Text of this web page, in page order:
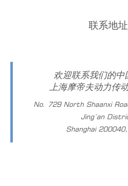
联系地址
欢迎联系我们的中
上海摩帝夫动力传
No. 729 North Shaanxi
Jing’an
Shanghai